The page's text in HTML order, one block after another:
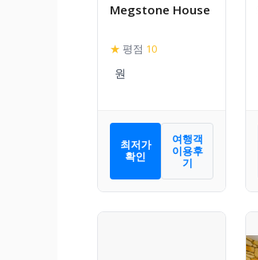
Megstone House
★ 평점 10
최저가
확인
여행객
이용후
기